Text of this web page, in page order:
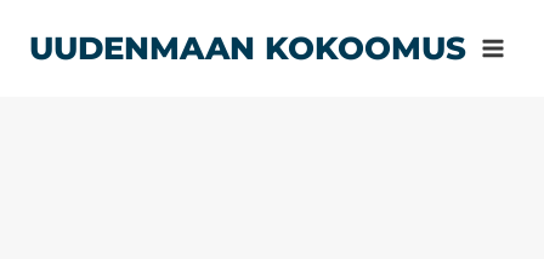
sisältöön
UUDENMAAN KOKOOMUS